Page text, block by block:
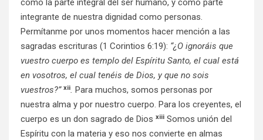
como la parte integral del ser humano, y como parte
integrante de nuestra dignidad como personas.
Permítanme por unos momentos hacer mención a las
sagradas escrituras (1 Corintios 6:19): “¿O ignoráis que
vuestro cuerpo es templo del Espíritu Santo, el cual está
en vosotros, el cual tenéis de Dios, y que no sois
vuestros?” xii. Para muchos, somos personas por
nuestra alma y por nuestro cuerpo. Para los creyentes, el
cuerpo es un don sagrado de Dios xiii Somos unión del
Espíritu con la materia y eso nos convierte en almas